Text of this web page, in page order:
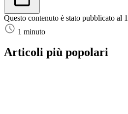
Questo contenuto è stato pubblicato al
1 minuto
Articoli più popolari